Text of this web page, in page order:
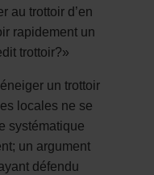
au trottoir d’en
rapidement un
trottoir?»
un trottoir
locales ne se
systématique
un argument
défendu